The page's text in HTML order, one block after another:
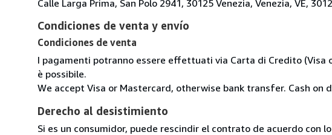
Calle Larga Prima, San Polo 2941, 30125 Venezia, Venezia, VE,
Condiciones de venta y envío
Condiciones de venta
I pagamenti potranno essere effettuati via Carta di Credito (Visa
è possibile.
We accept Visa or Mastercard, otherwise bank transfer. Cash on
Derecho al desistimiento
Si es un consumidor, puede rescindir el contrato de acuerdo con